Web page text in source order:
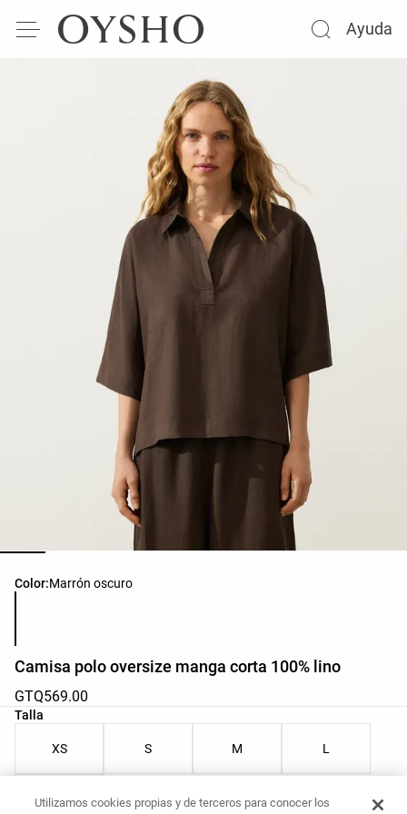
Ayuda
Color:Marrón oscuro
Lista de colores del producto
Camisa polo oversize manga corta 100% lino
GTQ569.00
Talla
Lista de tallas del producto
XS S M L
XL
Utilizamos cookies propias y de terceros para conocer los